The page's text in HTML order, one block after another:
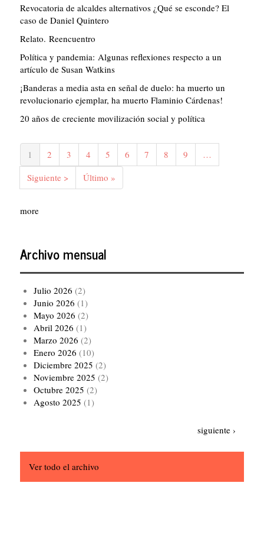
Revocatoria de alcaldes alternativos ¿Qué se esconde? El
caso de Daniel Quintero
Relato. Reencuentro
Política y pandemia: Algunas reflexiones respecto a un
artículo de Susan Watkins
¡Banderas a media asta en señal de duelo: ha muerto un
revolucionario ejemplar, ha muerto Flaminio Cárdenas!
20 años de creciente movilización social y política
Paginación
Página
actual
1 Página
2 Página
3 Página
4 Página
5 Página
6 Página
7 Página
8 Página
9
…
Siguiente
página
Siguiente >
Última
página
Último »
more
Archivo mensual
Julio 2026 (2)
Junio 2026 (1)
Mayo 2026 (2)
Abril 2026 (1)
Marzo 2026 (2)
Enero 2026 (10)
Diciembre 2025 (2)
Noviembre 2025 (2)
Octubre 2025 (2)
Agosto 2025 (1)
Siguiente
siguiente ›
Ver todo el archivo